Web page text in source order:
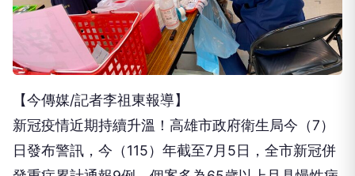
【今傳媒/記者李祖東報導】
新冠疫情近期持續升溫！高雄市政府衛生局今（7）
日發布警訊，今（115）年截至7月5日，全市新冠併